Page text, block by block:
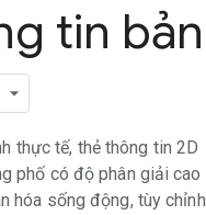
tin bản
thực tế, thẻ thông tin 2D
phố có độ phân giải cao
hóa sống động, tùy chỉnh